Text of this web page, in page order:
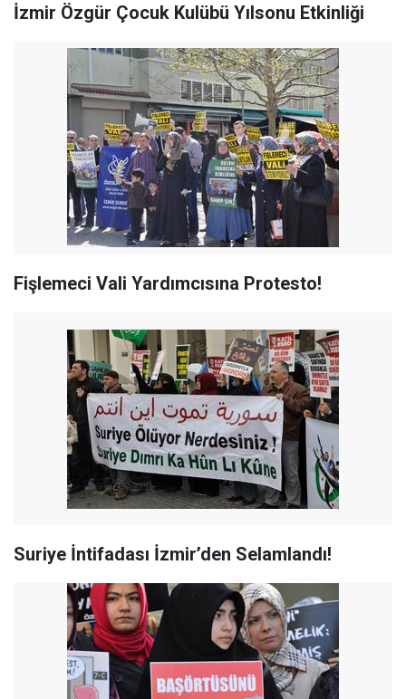
İzmir Özgür Çocuk Kulübü Yılsonu Etkinliği
Fişlemeci Vali Yardımcısına Protesto!
Suriye İntifadası İzmir’den Selamlandı!